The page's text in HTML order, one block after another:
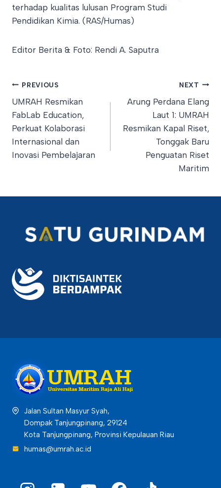
terhadap kualitas lulusan Program Studi
Pendidikan Kimia. (RAS/Humas)
Editor Berita & Foto: Rendi A. Saputra
Post
navigation
PREVIOUS
UMRAH Resmikan
FabLab Education,
Perkuat Kolaborasi
Internasional dan
Inovasi Pembelajaran
NEXT
Arung Perdana Elang
Laut 1: UMRAH
Resmikan Kapal Riset,
Tonggak Baru
Penguatan Riset
Maritim
Jalan Sultan Masyur Syah,
Dompak Tanjungpinang, 29124
Kota Tanjungpinang, Provinsi Kepulauan Riau
humas@umrah.ac.id